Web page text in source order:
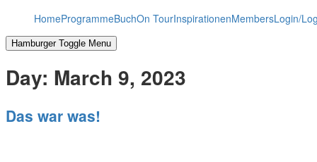
HomeProgrammeBuchOn TourInspirationenMembersLogin/
Hamburger Toggle Menu
Day: March 9, 2023
Das war was!